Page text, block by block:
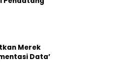
Merek
Data’